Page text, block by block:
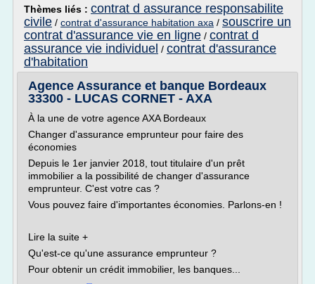
Thèmes liés : contrat d assurance responsabilite
civile / contrat d'assurance habitation axa / souscrire un
contrat d'assurance vie en ligne / contrat d
assurance vie individuel / contrat d'assurance
d'habitation
Agence Assurance et banque Bordeaux
33300 - LUCAS CORNET - AXA
À la une de votre agence AXA Bordeaux
Changer d'assurance emprunteur pour faire des
économies
Depuis le 1er janvier 2018, tout titulaire d'un prêt
immobilier a la possibilité de changer d'assurance
emprunteur. C'est votre cas ?
Vous pouvez faire d'importantes économies. Parlons-en !
Lire la suite +
Qu'est-ce qu'une assurance emprunteur ?
Pour obtenir un crédit immobilier, les banques...